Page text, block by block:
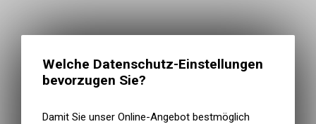
Welche Datenschutz-Einstellungen
bevorzugen Sie?
Damit Sie unser Online-Angebot bestmöglich